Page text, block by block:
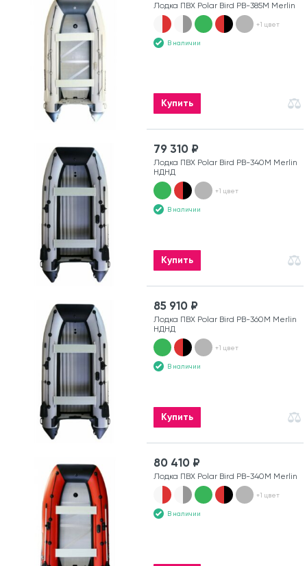
Лодка ПВХ Polar Bird PB-385M Merlin
+1 цвет
В наличии
Купить
79 310 ₽
Лодка ПВХ Polar Bird PB-340M Merlin
НДНД
+1 цвет
В наличии
Купить
85 910 ₽
Лодка ПВХ Polar Bird PB-360M Merlin
НДНД
+1 цвет
В наличии
Купить
80 410 ₽
Лодка ПВХ Polar Bird PB-340M Merlin
+1 цвет
В наличии